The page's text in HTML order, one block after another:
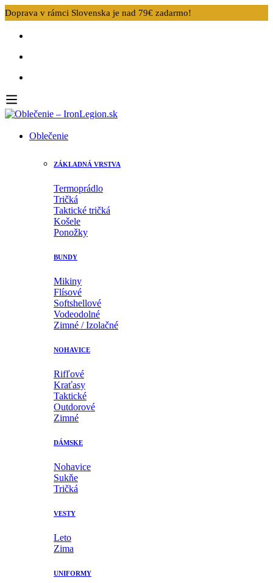
Doprava v rámci Slovenska je nad 79€ zadarmo!
Oblečenie
ZÁKLADNÁ VRSTVA
Termoprádlo
Tričká
Taktické tričká
Košele
Ponožky
BUNDY
Mikiny
Flísové
Softshellové
Vodeodolné
Zimné / Izolačné
NOHAVICE
Rifľové
Kraťasy
Taktické
Outdorové
Zimné
DÁMSKE
Nohavice
Sukňe
Tričká
VESTY
Leto
Zima
UNIFORMY